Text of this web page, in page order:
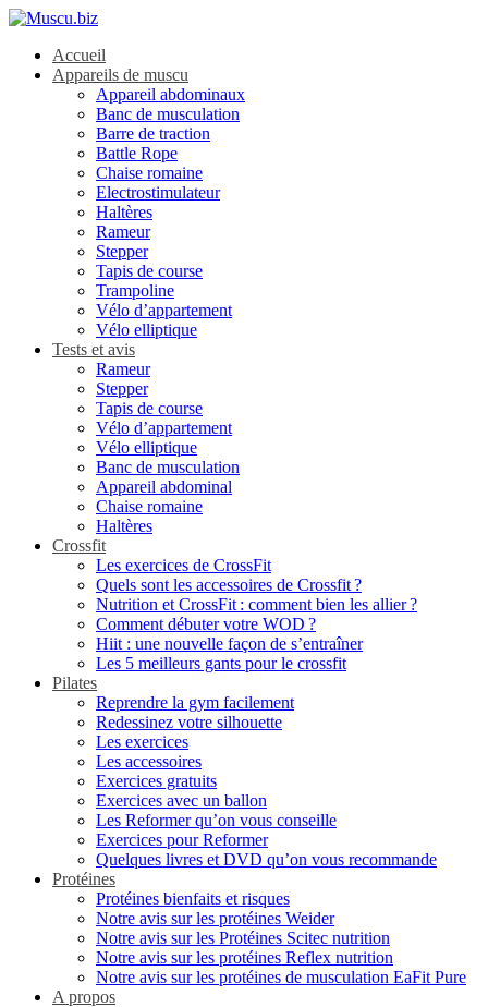
Accueil
Appareils de muscu
Appareil abdominaux
Banc de musculation
Barre de traction
Battle Rope
Chaise romaine
Electrostimulateur
Haltères
Rameur
Stepper
Tapis de course
Trampoline
Vélo d’appartement
Vélo elliptique
Tests et avis
Rameur
Stepper
Tapis de course
Vélo d’appartement
Vélo elliptique
Banc de musculation
Appareil abdominal
Chaise romaine
Haltères
Crossfit
Les exercices de CrossFit
Quels sont les accessoires de Crossfit ?
Nutrition et CrossFit : comment bien les allier ?
Comment débuter votre WOD ?
Hiit : une nouvelle façon de s’entraîner
Les 5 meilleurs gants pour le crossfit
Pilates
Reprendre la gym facilement
Redessinez votre silhouette
Les exercices
Les accessoires
Exercices gratuits
Exercices avec un ballon
Les Reformer qu’on vous conseille
Exercices pour Reformer
Quelques livres et DVD qu’on vous recommande
Protéines
Protéines bienfaits et risques
Notre avis sur les protéines Weider
Notre avis sur les Protéines Scitec nutrition
Notre avis sur les protéines Reflex nutrition
Notre avis sur les protéines de musculation EaFit Pure
A propos